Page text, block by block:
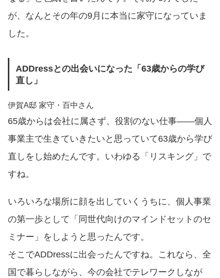
が、なんとその年の9月に本当に家守になっていま
した。
ADDressとの出会いになった「63歳からの学び
直し」
伊賀A邸 家守・百中さん
65歳からは会社に属さず、役割のない仕事——個人
事業主で生きていきたいと思っていて63歳から学び
直しをし始めたんです。いわゆる「リスキング」で
すね。
いろいろな場所に顔を出していくうちに、個人事業
の第一歩として「同世代向けのマインドセットのセ
ミナー」をしようと思ったんです。
そこでADDressに出会ったんですね。これなら、全
国で暮らしながら、今の会社でテレワークしなが